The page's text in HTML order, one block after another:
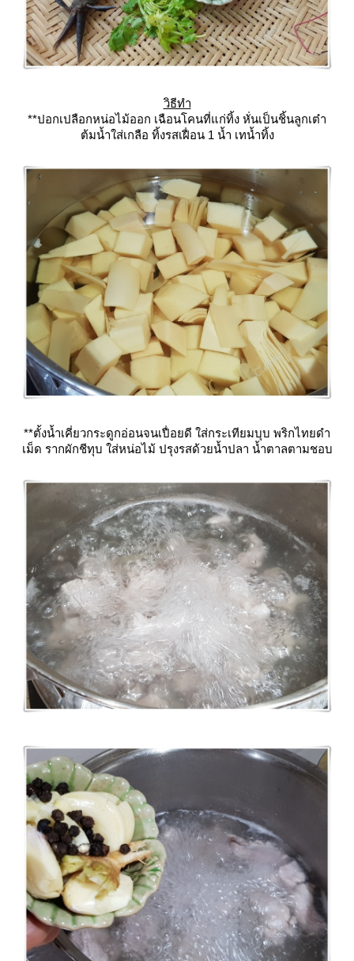
วิธีทำ
**ปอกเปลือกหน่อไม้ออก เฉือนโคนที่แก่ทิ้ง หั่นเป็นชิ้นลูกเต๋า
ต้มน้ำใส่เกลือ ทิ้งรสเฝื่อน 1 น้ำ เทน้ำทิ้ง
**ตั้งน้ำเคี่ยวกระดูกอ่อนจนเปื่อยดี ใส่กระเทียมบุบ พริกไทยดำ
เม็ด รากผักชีทุบ ใส่หน่อไม้ ปรุงรสด้วยน้ำปลา น้ำตาลตามชอบ